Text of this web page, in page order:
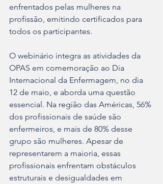
enfrentados pelas mulheres na
profissão, emitindo certificados para
todos os participantes.
O webinário integra as atividades da
OPAS em comemoração ao Dia
Internacional da Enfermagem, no dia
12 de maio, e aborda uma questão
essencial. Na região das Américas, 56%
dos profissionais de saúde são
enfermeiros, e mais de 80% desse
grupo são mulheres. Apesar de
representarem a maioria, essas
profissionais enfrentam obstáculos
estruturais e desigualdades em